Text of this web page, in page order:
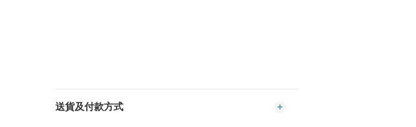
送貨及付款方式